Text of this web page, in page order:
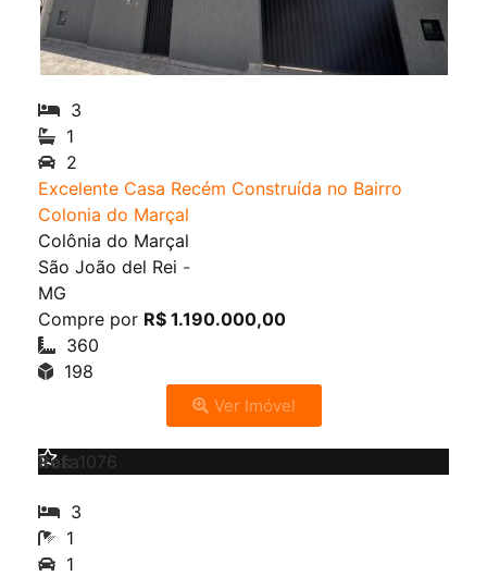
3
1
2
Excelente Casa Recém Construída no Bairro
Colonia do Marçal
Colônia do Marçal
São João del Rei -
MG
Compre por R$ 1.190.000,00
360
198
Ver Imóvel
Venda
Casa
Ref:1076
3
1
1